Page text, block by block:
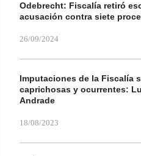
Odebrecht: Fiscalía retiró
acusación contra siete
26/09/2024
Imputaciones de la Fiscalía
caprichosas y ocurrentes:
Andrade
18/08/2023